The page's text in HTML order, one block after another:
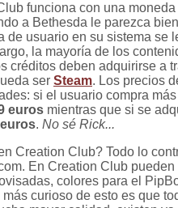
funciona con una
a Bethesda le parezca
de usuario en su sistema se
la mayoría de los
créditos deben adquirirse a
ser Steam. Los precios
si el usuario compra
euros mientras que si se
. No sé Rick...
Creation Club? Todo lo
En Creation Club
colores para el
curioso de esto es que